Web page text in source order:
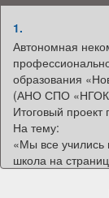
1.
Автономная
образования
(АНО СПО
Итоговый проект
На тему:
«Мы все учились
школа на
Приготовили